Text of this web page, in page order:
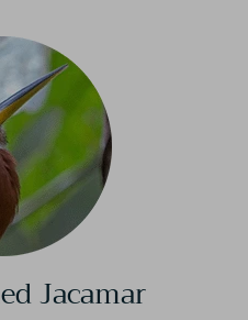
Jacamar